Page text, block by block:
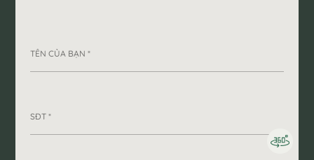
TÊN CỦA BẠN *
SĐT *